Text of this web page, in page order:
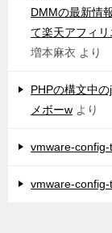
DMMの最新情
て楽天アフィ
増本麻衣 より
PHPの構文中
メボーw より
vmware-
vmware-